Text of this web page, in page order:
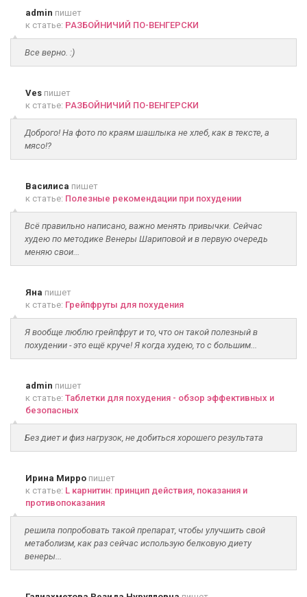
admin пишет
к статье: РАЗБОЙНИЧИЙ ПО-ВЕНГЕРСКИ
Все верно. :)
Ves пишет
к статье: РАЗБОЙНИЧИЙ ПО-ВЕНГЕРСКИ
Доброго! На фото по краям шашлыка не хлеб, как в тексте, а
мясо!?
Василиса пишет
к статье: Полезные рекомендации при похудении
Всё правильно написано, важно менять привычки. Сейчас
худею по методике Венеры Шариповой и в первую очередь
меняю свои...
Яна пишет
к статье: Грейпфруты для похудения
Я вообще люблю грейпфрут и то, что он такой полезный в
похудении - это ещё круче! Я когда худею, то с большим...
admin пишет
к статье: Таблетки для похудения - обзор эффективных и
безопасных
Без диет и физ нагрузок, не добиться хорошего результата
Ирина Мирро пишет
к статье: L карнитин: принцип действия, показания и
противопоказания
решила попробовать такой препарат, чтобы улучшить свой
метаболизм, как раз сейчас использую белковую диету
венеры...